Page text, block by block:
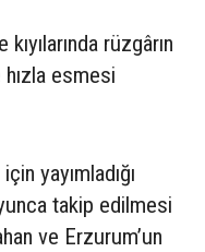
rüzgârın
esmesi
yayımladığı
takip edilmesi
ve Erzurum’un